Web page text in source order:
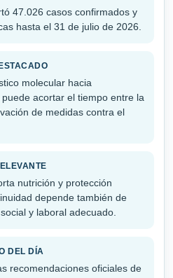
47.026 casos confirmados y
hasta el 31 de julio de 2026.
molecular hacia
acortar el tiempo entre la
de medidas contra el
nutrición y protección
depende también de
y laboral adecuado.
DEL DÍA
recomendaciones oficiales de